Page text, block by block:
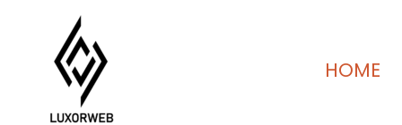
content
HOME